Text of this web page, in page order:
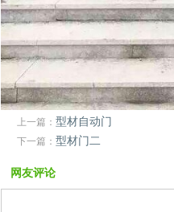
上一篇： 型材自动门
下一篇： 型材门二
网友评论